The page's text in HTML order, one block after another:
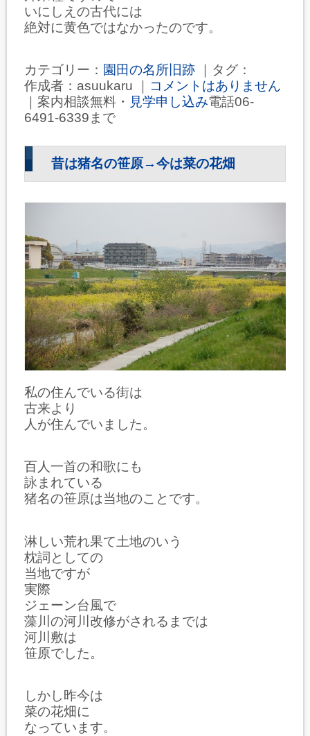
いにしえの古代には
絶対に黄色ではなかったのです。
カテゴリー： 園田の名所旧跡 ｜タグ：
作成者：asuukaru ｜
コメントはありません
｜案内相談無料・ 見学申し込み電話06-
6491-6339まで
昔は猪名の笹原→今は菜の花畑
私の住んでいる街は
古来より
人が住んでいました。
百人一首の和歌にも
詠まれている
猪名の笹原は当地のことです。
淋しい荒れ果て土地のいう
枕詞としての
当地ですが
実際
ジェーン台風で
藻川の河川改修がされるまでは
河川敷は
笹原でした。
しかし昨今は
菜の花畑に
なっています。